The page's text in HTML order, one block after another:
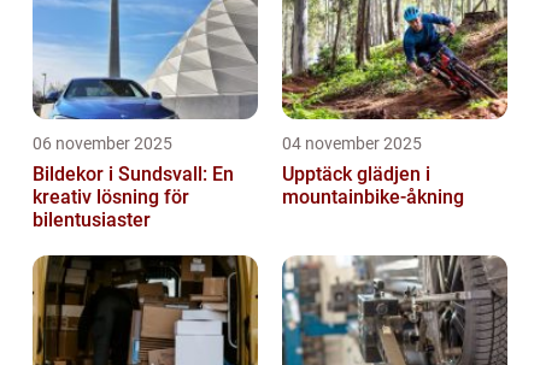
06 november 2025
Bildekor i Sundsvall: En
kreativ lösning för
bilentusiaster
04 november 2025
Upptäck glädjen i
mountainbike-åkning